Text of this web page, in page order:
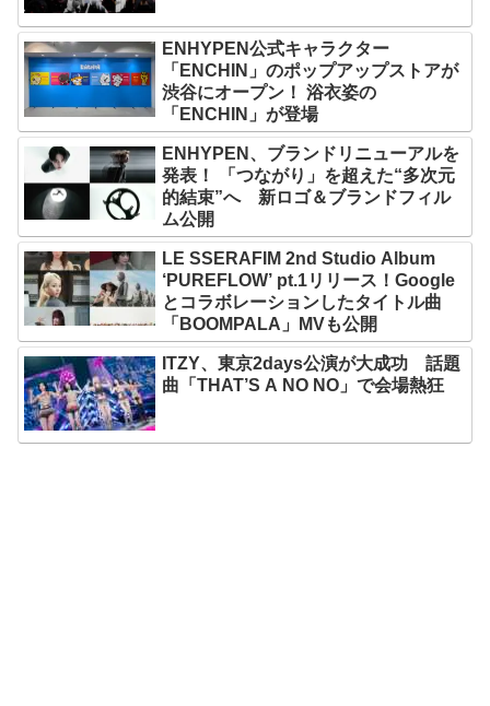
ENHYPEN公式キャラクター
「ENCHIN」のポップアップストアが
渋谷にオープン！ 浴衣姿の
「ENCHIN」が登場
ENHYPEN、ブランドリニューアルを
発表！ 「つながり」を超えた“多次元
的結束”へ 新ロゴ＆ブランドフィル
ム公開
LE SSERAFIM 2nd Studio Album
‘PUREFLOW’ pt.1リリース！Google
とコラボレーションしたタイトル曲
「BOOMPALA」MVも公開
ITZY、東京2days公演が大成功 話題
曲「THAT’S A NO NO」で会場熱狂